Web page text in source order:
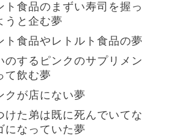
ト食品のまずい寿司を握っ
うと企む夢
ト食品やレトルト食品の夢
のするピンクのサプリメン
て飲む夢
クが店にない夢
けた弟は既に死んでいてな
になっていた夢